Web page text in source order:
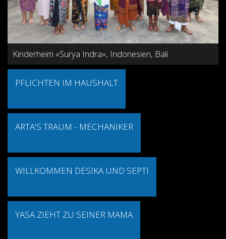
Kinderheim «Surya Indra», Indonesien, Bali
PFLICHTEN IM HAUSHALT
ARTA'S TRAUM - MECHANIKER
WILLKOMMEN DESIKA UND SEPTI
YASA ZIEHT ZU SEINER MAMA